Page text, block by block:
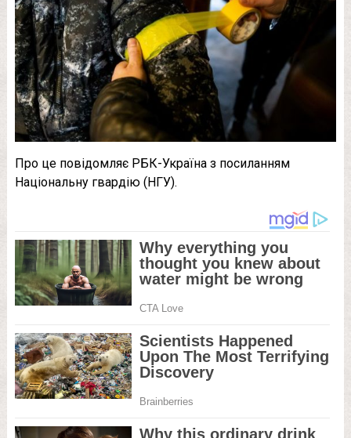
Про це повідомляє РБК-Україна з посиланням
Національну гвардію (НГУ).